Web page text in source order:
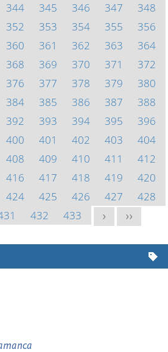
344 345 346 347
348
352 353 354 355
356
360 361 362 363
364
368 369 370 371
372
376 377 378 379
380
384 385 386 387
388
392 393 394 395
396
400 401 402 403
404
408 409 410 411
412
416 417 418 419
420
424 425 426 427
428
432 433 > >>